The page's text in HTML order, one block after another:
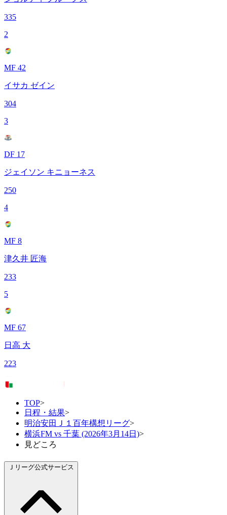
335
2
MF 42
イサカ ゼイン
304
3
DF 17
ジェイソン キニョーネス
250
4
MF 8
津久井 匠海
233
5
MF 67
日高 大
223
TOP>
日程・結果>
明治安田Ｊ１百年構想リーグ>
横浜FM vs 千葉 (2026年3月14日)>
見どころ
Ｊリーグ公式サービス